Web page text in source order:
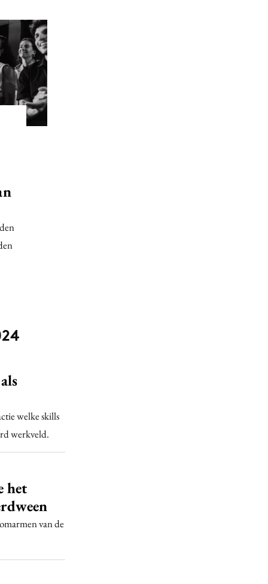
welke skills
werkveld.
het
van de